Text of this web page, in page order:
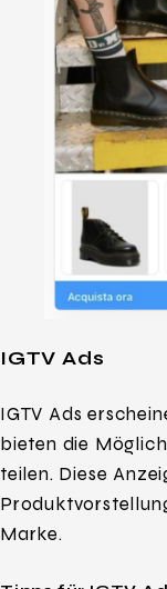
IGTV Ads
IGTV Ads
bieten die
teilen. Diese
Marke.